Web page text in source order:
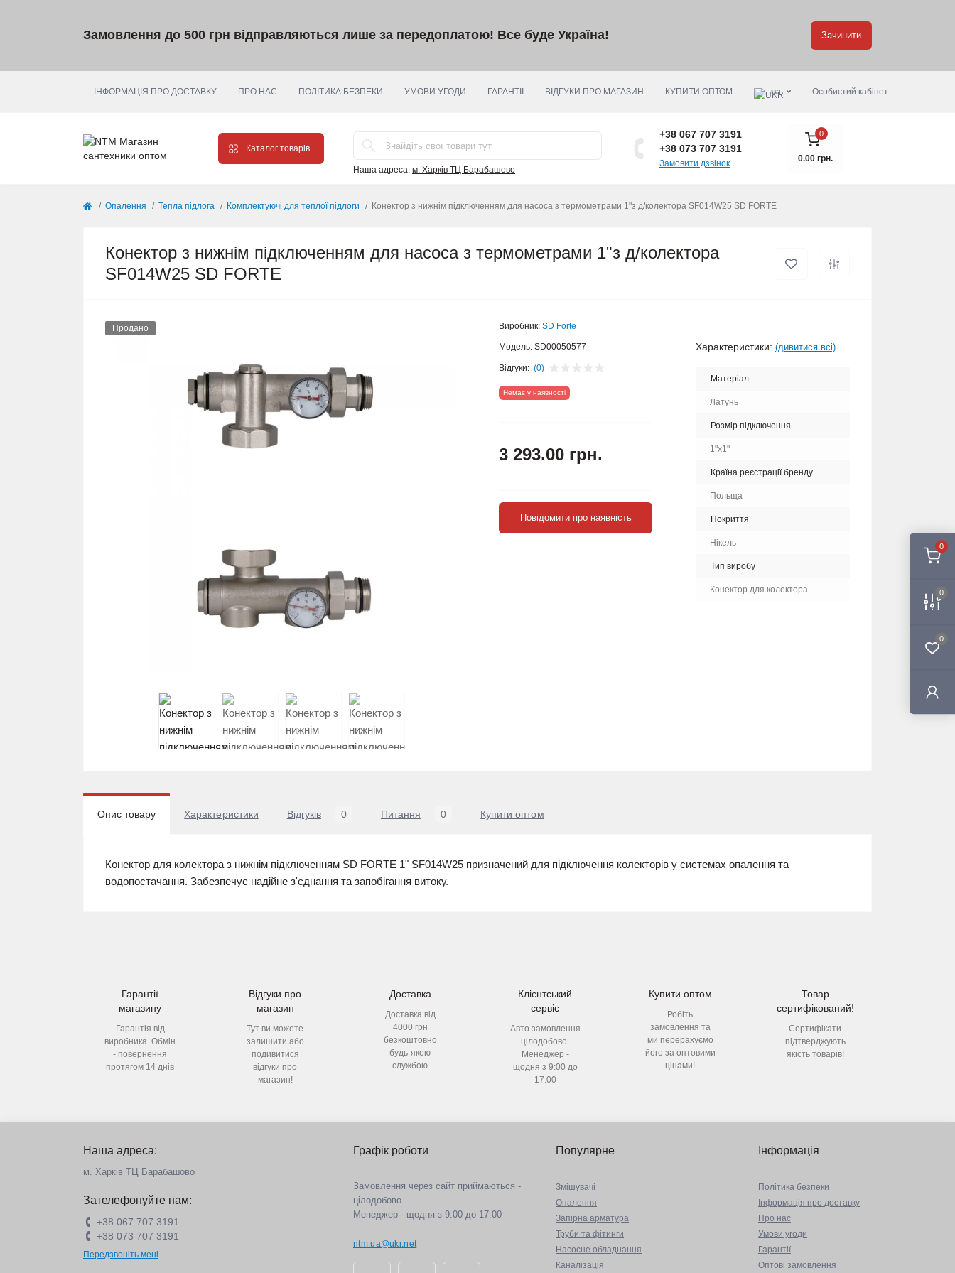
0
0
0
Замовлення до 500 грн відправляються лише за передоплатою! Все буде Україна! Зачинити
ІНФОРМАЦІЯ ПРО ДОСТАВКУ ПРО НАС ПОЛІТИКА БЕЗПЕКИ УМОВИ УГОДИ ГАРАНТІЇ ВІДГУКИ ПРО МАГАЗИН КУПИТИ ОПТОМ ua Особистий кабінет
Каталог товарів
Наша адреса: м. Харків ТЦ Барабашово
+38 067 707 3191
+38 073 707 3191
Замовити дзвінок
0
0.00 грн.
Опалення Тепла підлога Комплектуючі для теплої підлоги Конектор з нижнім підключенням для насоса з термометрами 1"з д/колектора SF014W25 SD FORTE
Конектор з нижнім підключенням для насоса з термометрами 1"з д/колектора
SF014W25 SD FORTE
Продано Виробник: SD Forte
Модель: SD00050577
Відгуки: (0)
Немає у наявності
3 293.00 грн.
Повідомити про наявність
Характеристики: (дивитися всі)
Матеріал
Латунь
Розмір підключення
1"x1"
Країна реєстрації бренду
Польща
Покриття
Нікель
Тип виробу
Конектор для колектора
Опис товару Характеристики Відгуків 0 Питання 0 Купити оптом
Конектор для колектора з нижнім підключенням SD FORTE 1" SF014W25 призначений для підключення колекторів у системах опалення та
водопостачання. Забезпечує надійне з'єднання та запобігання витоку.
Гарантії
магазину
Гарантія від
виробника. Обмін
- повернення
протягом 14 днів
Відгуки про
магазин
Тут ви можете
залишити або
подивитися
відгуки про
магазин!
Доставка
Доставка від
4000 грн
безкоштовно
будь-якою
службою
Клієнтський
сервіс
Авто замовлення
цілодобово.
Менеджер -
щодня з 9:00 до
17:00
Купити оптом
Робіть
замовлення та
ми перерахуємо
його за оптовими
цінами!
Товар
сертифікований!
Сертифікати
підтверджують
якість товарів!
Наша адреса:
м. Харків ТЦ Барабашово
Зателефонуйте нам:
+38 067 707 3191
+38 073 707 3191
Передзвоніть мені
Графік роботи
Замовлення через сайт приймаються -
цілодобово
Менеджер - щодня з 9:00 до 17:00
ntm.ua@ukr.net
Популярне
Змішувачі
Опалення
Запірна арматура
Труби та фітинги
Насосне обладнання
Каналізація
Інформація
Політика безпеки
Інформація про доставку
Про нас
Умови угоди
Гарантії
Оптові замовлення